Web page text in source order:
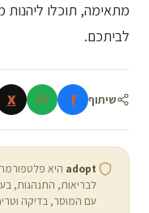
מתאימה, תוכלו
לביתכם.
שיתוף f
X
adopt היא
לבריאות, התנהגות,
עם המוסר, בדיקה